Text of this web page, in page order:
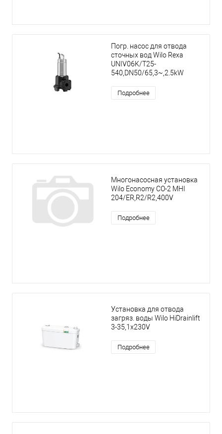
Погр. насос для отвода
сточных вод Wilo Rexa
UNIV06K/T25-
540,DN50/65,3~,2.5kW
Подробнее
Многонасосная установка
Wilo Economy CO-2 MHI
204/ER,R2/R2,400V
Подробнее
Установка для отвода
загряз. воды Wilo HiDrainlift
3-35,1x230V
Подробнее